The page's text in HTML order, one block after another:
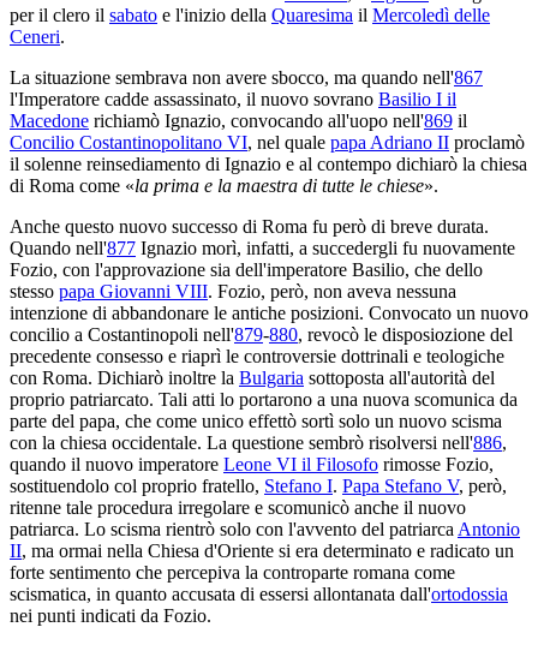
per il clero il sabato e l'inizio della Quaresima il Mercoledì delle
Ceneri.
La situazione sembrava non avere sbocco, ma quando nell'867
l'Imperatore cadde assassinato, il nuovo sovrano Basilio I il
Macedone richiamò Ignazio, convocando all'uopo nell'869 il
Concilio Costantinopolitano VI, nel quale papa Adriano II proclamò
il solenne reinsediamento di Ignazio e al contempo dichiarò la chiesa
di Roma come «la prima e la maestra di tutte le chiese».
Anche questo nuovo successo di Roma fu però di breve durata.
Quando nell'877 Ignazio morì, infatti, a succedergli fu nuovamente
Fozio, con l'approvazione sia dell'imperatore Basilio, che dello
stesso papa Giovanni VIII. Fozio, però, non aveva nessuna
intenzione di abbandonare le antiche posizioni. Convocato un nuovo
concilio a Costantinopoli nell'879-880, revocò le disposiozione del
precedente consesso e riaprì le controversie dottrinali e teologiche
con Roma. Dichiarò inoltre la Bulgaria sottoposta all'autorità del
proprio patriarcato. Tali atti lo portarono a una nuova scomunica da
parte del papa, che come unico effettò sortì solo un nuovo scisma
con la chiesa occidentale. La questione sembrò risolversi nell'886,
quando il nuovo imperatore Leone VI il Filosofo rimosse Fozio,
sostituendolo col proprio fratello, Stefano I. Papa Stefano V, però,
ritenne tale procedura irregolare e scomunicò anche il nuovo
patriarca. Lo scisma rientrò solo con l'avvento del patriarcaAntonio
II, ma ormai nella Chiesa d'Oriente si era determinato e radicato un
forte sentimento che percepiva la controparte romana come
scismatica, in quanto accusata di essersi allontanata dall'ortodossia
nei punti indicati da Fozio.